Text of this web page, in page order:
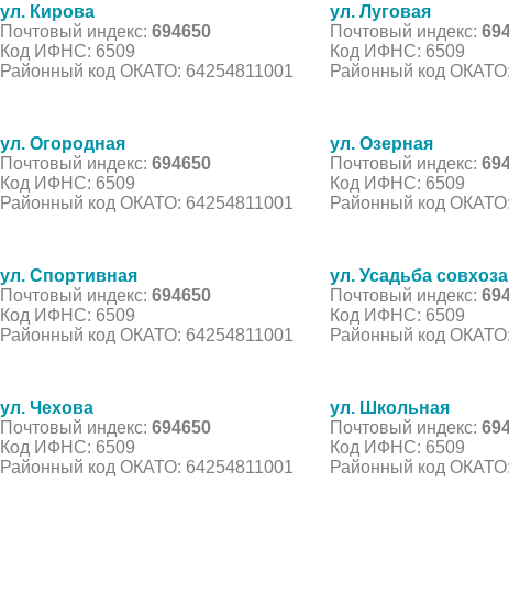
ул. Кирова
Почтовый индекс: 694650
Код ИФНС: 6509
Районный код ОКАТО: 64254811001
ул. Луговая
Почтовый индекс:
Код ИФНС: 6509
Районный код
ул. Огородная
Почтовый индекс: 694650
Код ИФНС: 6509
Районный код ОКАТО: 64254811001
ул. Озерная
Почтовый индекс:
Код ИФНС: 6509
Районный код
ул. Спортивная
Почтовый индекс: 694650
Код ИФНС: 6509
Районный код ОКАТО: 64254811001
ул. Усадьба совхоза
Почтовый индекс:
Код ИФНС: 6509
Районный код
ул. Чехова
Почтовый индекс: 694650
Код ИФНС: 6509
Районный код ОКАТО: 64254811001
ул. Школьная
Почтовый индекс:
Код ИФНС: 6509
Районный код